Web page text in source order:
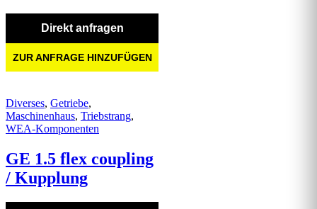
Direkt anfragen
ZUR ANFRAGE HINZUFÜGEN
Diverses, Getriebe,
Maschinenhaus, Triebstrang,
WEA-Komponenten
GE 1.5 flex coupling
/ Kupplung